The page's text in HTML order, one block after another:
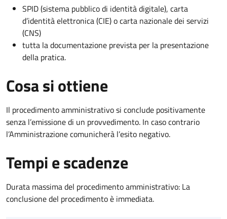
SPID (sistema pubblico di identità digitale), carta
d’identità elettronica (CIE) o carta nazionale dei servizi
(CNS)
tutta la documentazione prevista per la presentazione
della pratica.
Cosa si ottiene
Il procedimento amministrativo si conclude positivamente
senza l’emissione di un provvedimento. In caso contrario
l’Amministrazione comunicherà l’esito negativo.
Tempi e scadenze
Durata massima del procedimento amministrativo: La
conclusione del procedimento è immediata.